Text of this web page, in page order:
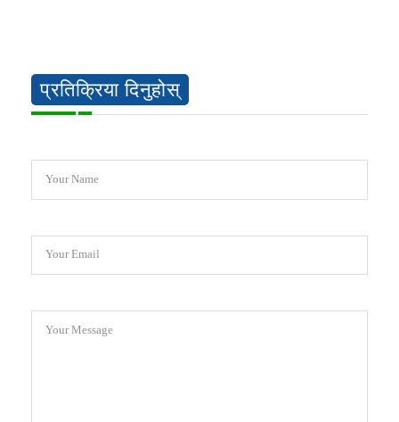
प्रतिक्रिया दिनुहोस्
Your Name
Your Email
Your Message